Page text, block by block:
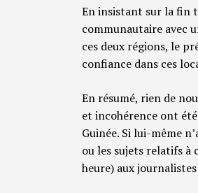
En insistant sur la fin
communautaire avec
ces deux régions, le
confiance dans ces
En résumé, rien de
et incohérence ont
Guinée. Si lui-même
ou les sujets relatifs à
heure) aux